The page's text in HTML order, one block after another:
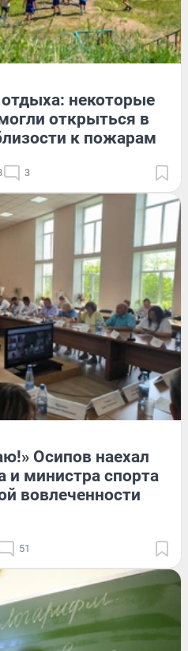
некоторые
открыться в
к пожарам
3
Осипов наехал
и министра спорта
вовлеченности
51